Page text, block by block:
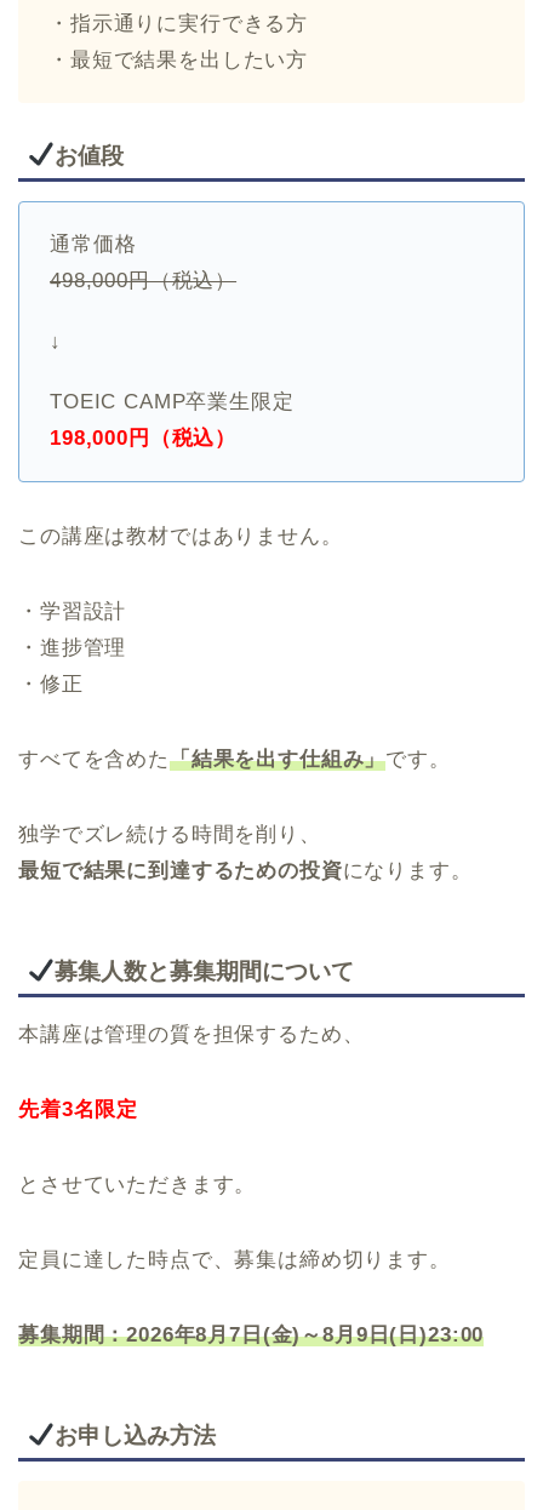
・指示通りに実行できる方
・最短で結果を出したい方
お値段
通常価格
498,000円（税込）
↓
TOEIC CAMP卒業生限定
198,000円（税込）
この講座は教材ではありません。
・学習設計
・進捗管理
・修正
すべてを含めた「結果を出す仕組み」です。
独学でズレ続ける時間を削り、
最短で結果に到達するための投資になります。
募集人数と募集期間について
本講座は管理の質を担保するため、
先着3名限定
とさせていただきます。
定員に達した時点で、募集は締め切ります。
募集期間：2026年8月7日(金)～8月9日(日)23:00
お申し込み方法